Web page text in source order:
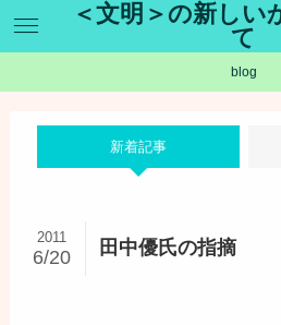
＜文明＞の新しい
て
blog
新着記事
田中優氏の指摘
2011
6/20